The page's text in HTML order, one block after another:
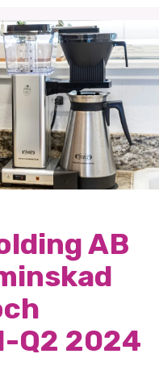
AB
Q2 2024